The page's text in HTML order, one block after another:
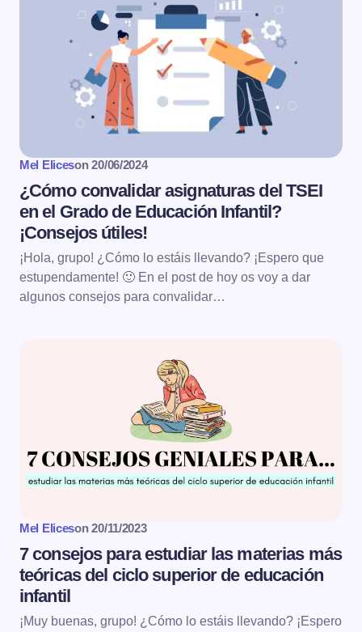
Mel Eliceson 20/06/2024
¿Cómo convalidar asignaturas del TSEI
en el Grado de Educación Infantil?
¡Consejos útiles!
¡Hola, grupo! ¿Cómo lo estáis llevando? ¡Espero que
estupendamente! 🙂 En el post de hoy os voy a dar
algunos consejos para convalidar…
Mel Eliceson 20/11/2023
7 consejos para estudiar las materias más
teóricas del ciclo superior de educación
infantil
¡Muy buenas, grupo! ¿Cómo lo estáis llevando? ¡Espero